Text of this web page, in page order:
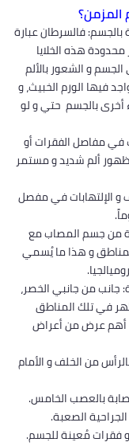
المزمن؟
بالجسم: فالسرطان عبارة
هذه الخلايا
و الشعور بالألم
فيها الورم الخبيث، و
بالجسم حتي و لو
في مفاصل الفقرات أو
ألم شديد و مستمر
و الإلتهابات في مفصل
من جسم المصاب مع
و هذا ما يُسمي
جانب من جانبي الخصر،
في تلك المناطق
و أهم عرض من أعراض
من الخلف و الأمام
بالعصب الخامس.
الصعبة.
فقرات مُعينة للجسم.